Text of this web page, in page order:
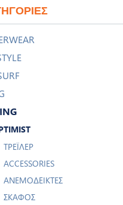
ΤΡΈΙΛΕΡ
ACCESSORIES
ΑΝΕΜΟΔΕΊΚΤΕΣ
ΣΚΆΦΟΣ